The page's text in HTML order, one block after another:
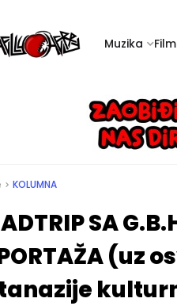
Muzika
KOLUMNA
SA
(uz